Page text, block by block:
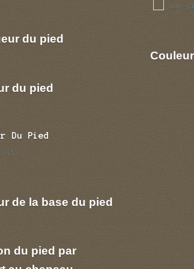
du pied
du pied
Du Pied
(1)
de la base du pied
du pied par
non